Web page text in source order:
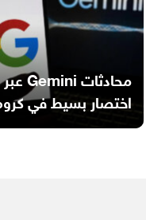
محادثات Gemini عبر
اختصار بسيط في